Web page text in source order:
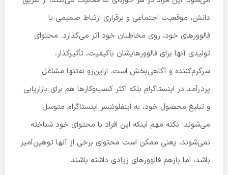
دانش، موقعیت اجتماعی و برقراری ارتباط صمیمی با
فالوورهای خود، روی مخاطبان خود اثر می‌گذارد. محتوای
تولیدی آنها برای فالوورهایشان باکیفیت، تأثیرگذار،
سرگرم‌کننده و آگاهی‌بخش است. ازاین‌رو نه‌تنها مشاغل
پردرآمد در اینستاگرام بلکه اکثر کسب‌وکارها هم برای بازاریابی
و تبلیغ محصول خود، به اینفلوئنسر اینستاگرام متوسل
می‌شوند. نکته مهم اینکه این افراد با محتوای خود شناخته
نمی‌شوند، یعنی ممکن است محتوای برخی از آنها توهین‌آمیز
باشد، اما بازهم فالوورهای زیادی داشته باشند.